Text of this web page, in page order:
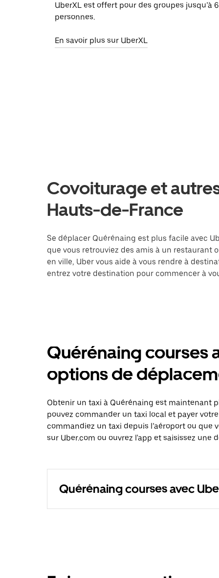
UberXL est offert pour des groupes jusqu’à 6
personnes.
En savoir plus sur UberXL
Covoiturage et
Hauts-de-France
Se déplacer Quérénaing est plus facile avec
que vous retrouviez des amis à un restaurant
en ville, Uber vous aide à vous rendre à
entrez votre destination pour commencer à
Quérénaing courses
options de
Obtenir un taxi à Quérénaing est maintenant
pouvez commander un taxi local et payer
commandiez un taxi depuis l’aéroport ou
sur Uber.com ou ouvrez l'app et saisissez une
Quérénaing courses avec